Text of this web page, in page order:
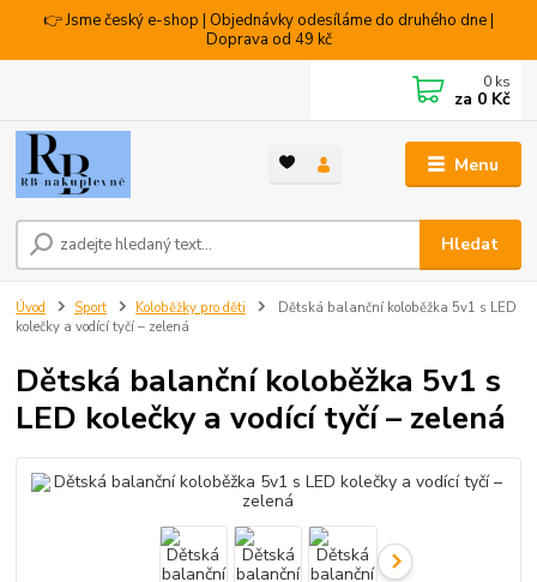
👉 Jsme český e-shop | Objednávky odesíláme do druhého dne |
Doprava od 49 kč
Menu
Hledat
0 ks
za 0 Kč
Úvod Sport Koloběžky pro děti
Dětská balanční koloběžka 5v1 s LED
kolečky a vodící tyčí – zelená
Dětská balanční koloběžka 5v1 s
LED kolečky a vodící tyčí – zelená